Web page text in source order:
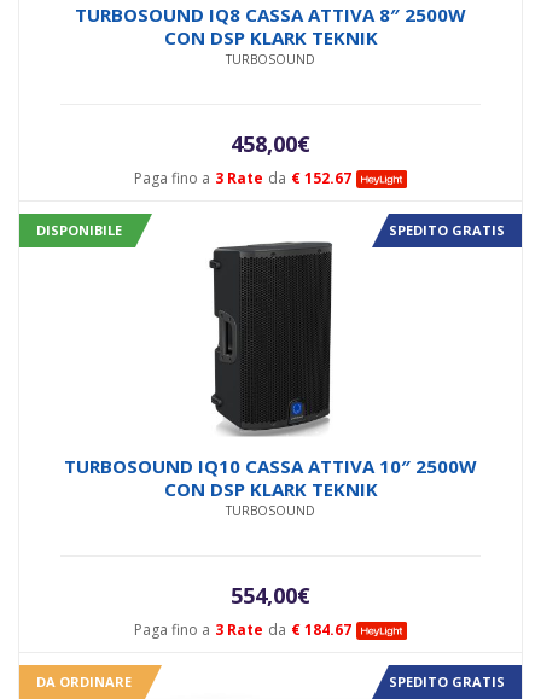
Paga fino a 3 Rate da € 152.67
TURBOSOUND IQ8 CASSA ATTIVA 8″ 2500W
CON DSP KLARK TEKNIK
TURBOSOUND
458,00€
DISPONIBILE SPEDITO GRATIS
Paga fino a 3 Rate da € 184.67
TURBOSOUND IQ10 CASSA ATTIVA 10″ 2500W
CON DSP KLARK TEKNIK
TURBOSOUND
554,00€
DA ORDINARE SPEDITO GRATIS